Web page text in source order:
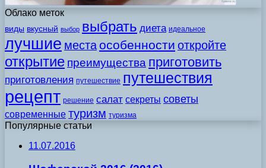
Облако меток
виды вкусный выбор выбрать диета идеальное
лучшие места особенности откройте
открытие преимущества приготовить
приготовления путешествие путешествия
рецепт решение салат секреты советы
современные туризм туризма
Популярные статьи
11.07.2016